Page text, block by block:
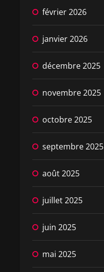
février 2026
janvier 2026
décembre 2025
novembre 2025
octobre 2025
septembre 2025
août 2025
juillet 2025
juin 2025
mai 2025